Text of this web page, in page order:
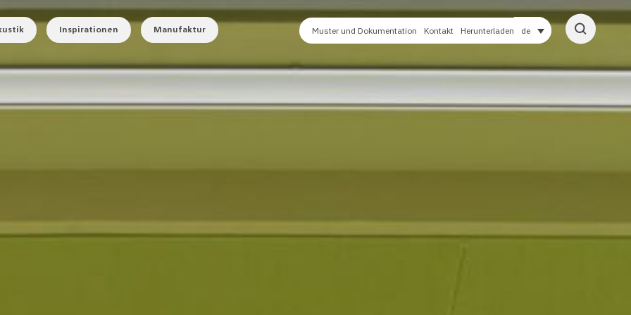
Inspirationen Manufaktur Muster und Dokumentation Kontakt Herunterladen de